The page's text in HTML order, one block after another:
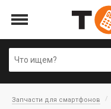
Запчасти для смартфонов